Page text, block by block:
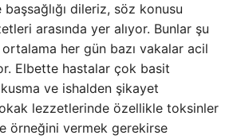
dileriz, söz konusu
arasında yer alıyor. Bunlar şu
ortalama her gün bazı vakalar acil
Elbette hastalar çok basit
ve ishalden şikayet
lezzetlerinde özellikle toksinler
örneğini vermek gerekirse